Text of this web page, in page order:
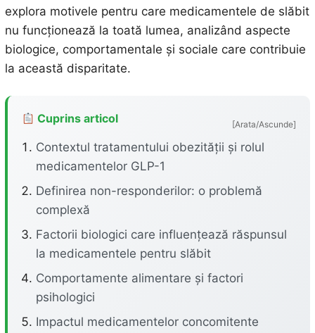
explora motivele pentru care medicamentele de slăbit
nu funcționează la toată lumea, analizând aspecte
biologice, comportamentale și sociale care contribuie
la această disparitate.
Cuprins articol [Arata/Ascunde]
Contextul tratamentului obezității și rolul
medicamentelor GLP-1
Definirea non-responderilor: o problemă
complexă
Factorii biologici care influențează răspunsul
la medicamentele pentru slăbit
Comportamente alimentare și factori
psihologici
Impactul medicamentelor concomitente